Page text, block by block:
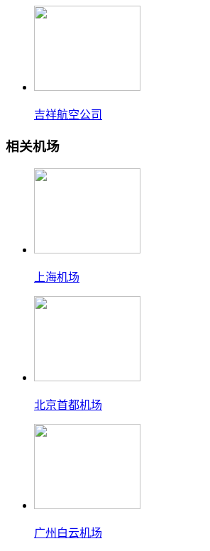
吉祥航空公司
相关机场
上海机场
北京首都机场
广州白云机场